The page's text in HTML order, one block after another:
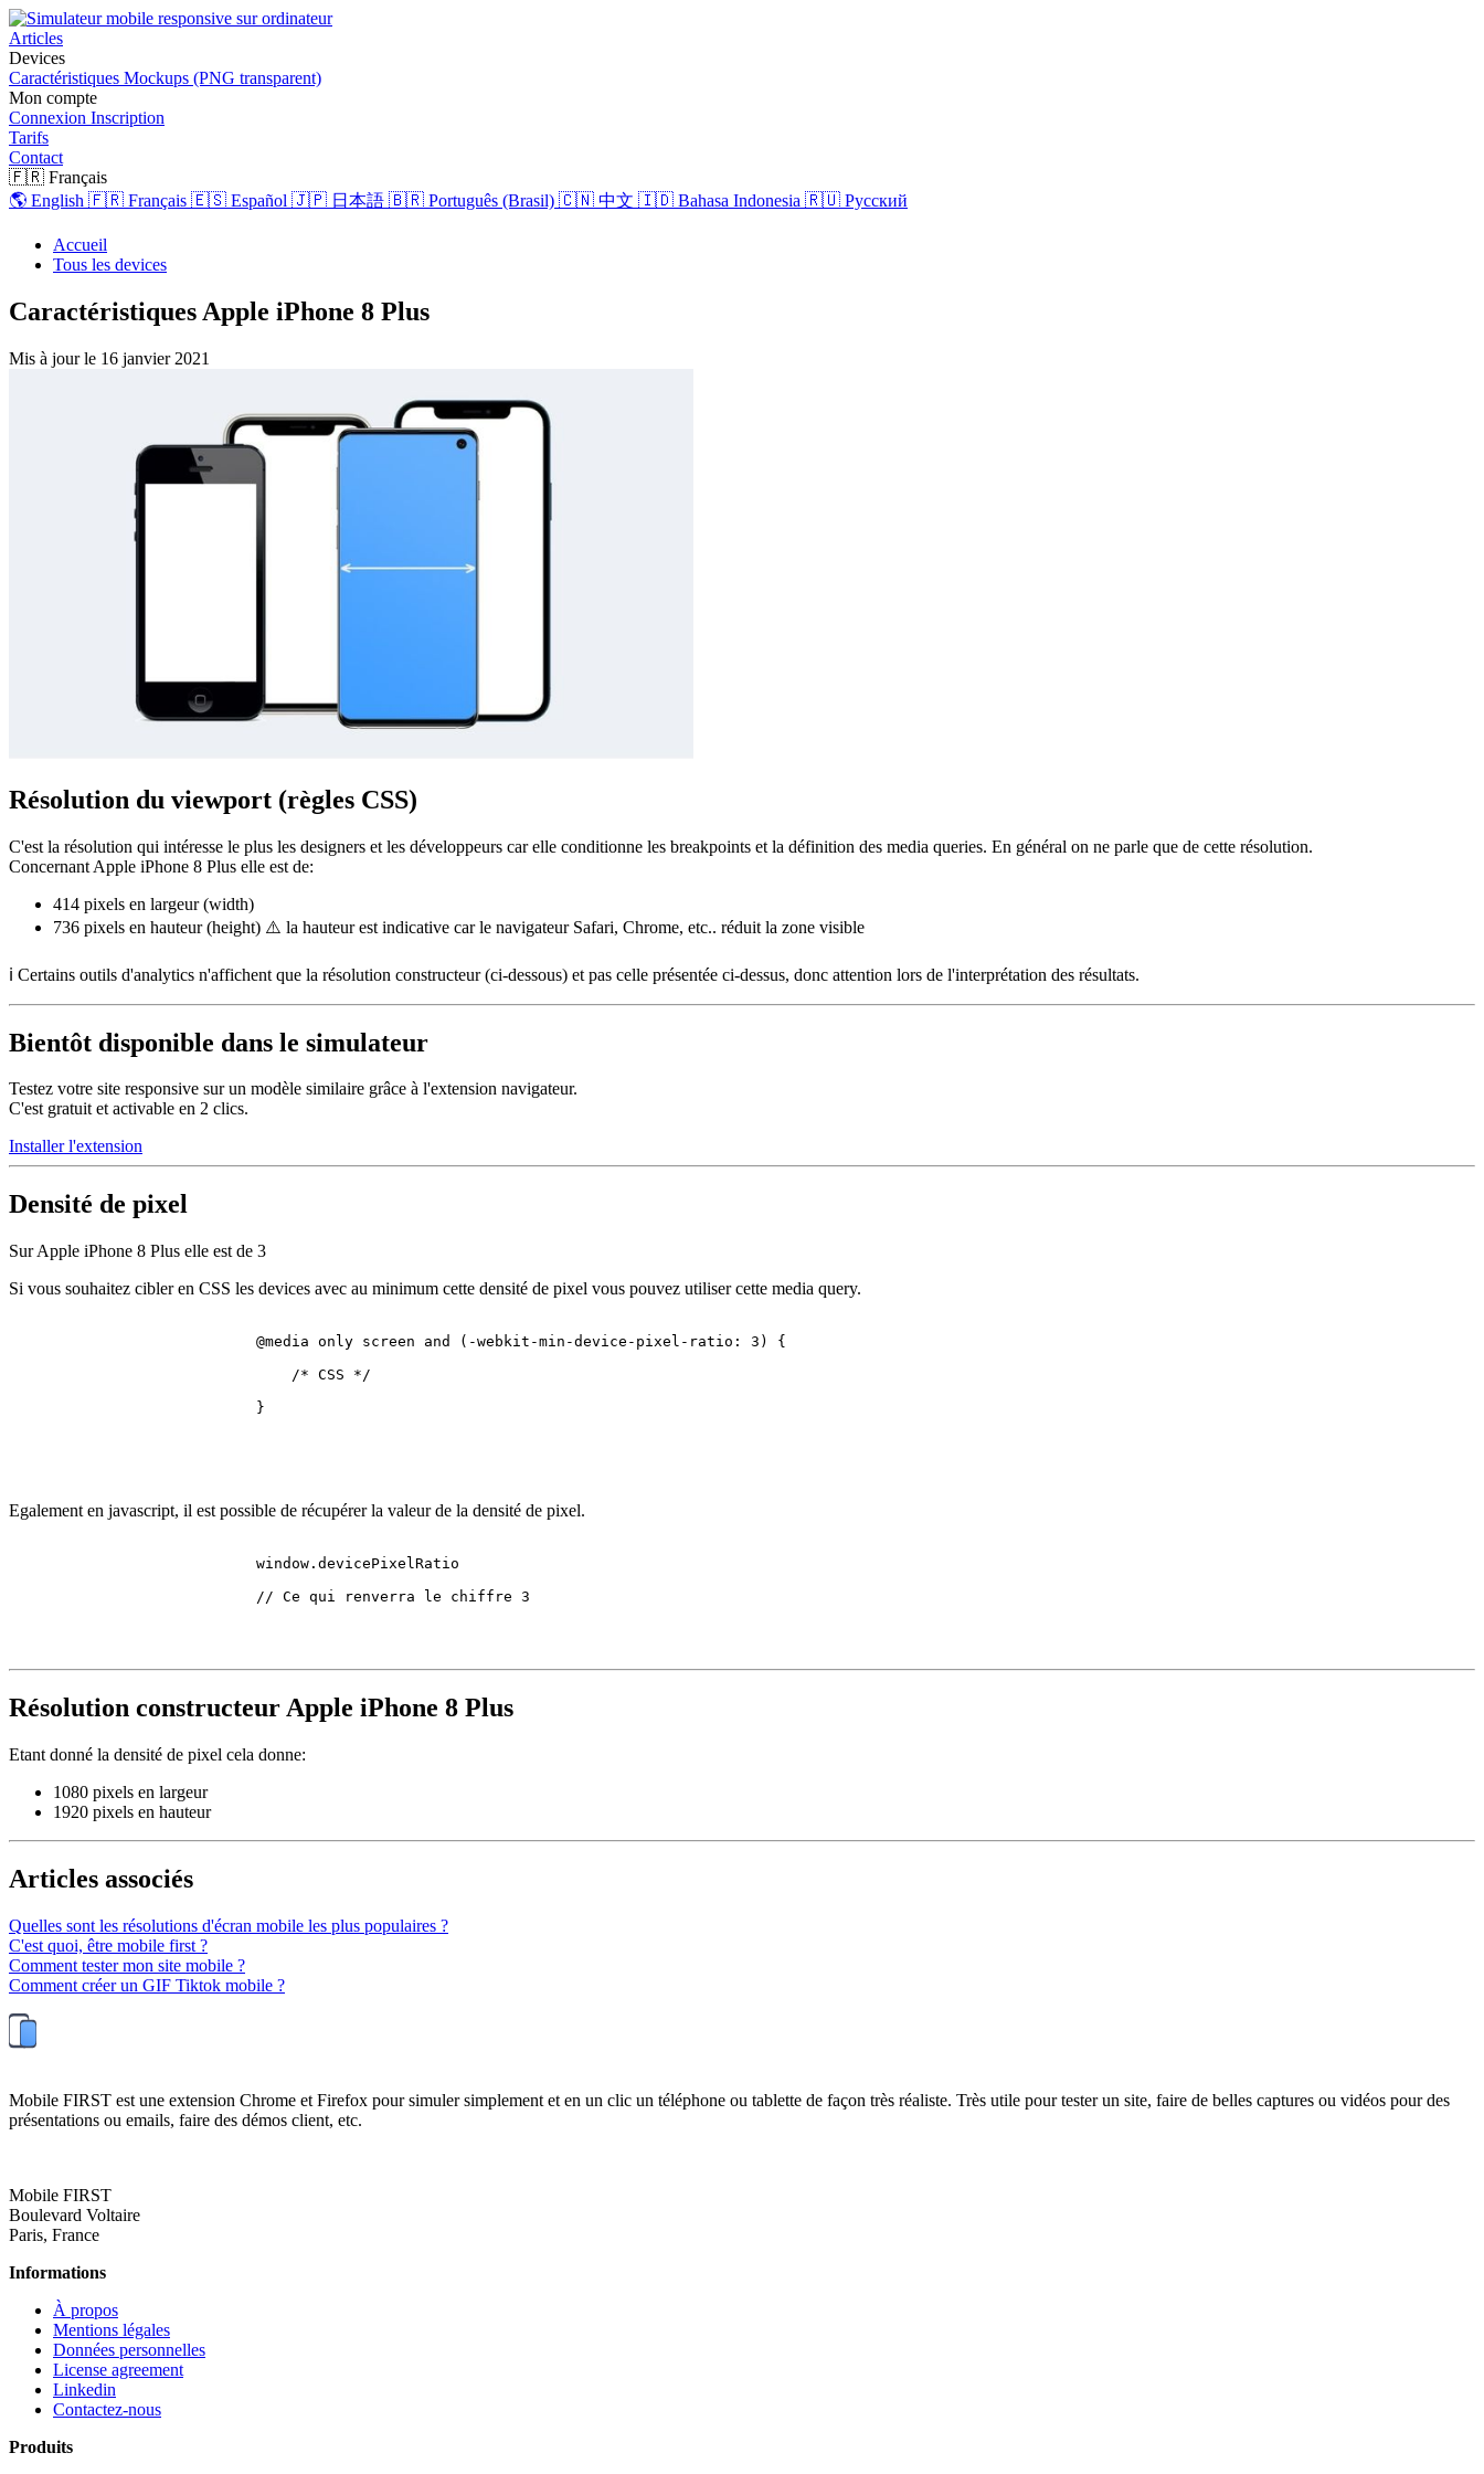
Articles
Devices
Caractéristiques Mockups (PNG transparent)
Mon compte
Connexion Inscription
Tarifs
Contact
🇫🇷 Français
🌎 English 🇫🇷 Français 🇪🇸 Español 🇯🇵 日本語 🇧🇷 Português (Brasil) 🇨🇳 中文 🇮🇩 Bahasa Indonesia 🇷🇺 Русский
Accueil
Tous les devices
Caractéristiques Apple iPhone 8 Plus
Mis à jour le 16 janvier 2021
Résolution du viewport (règles CSS)
C'est la résolution qui intéresse le plus les designers et les développeurs car elle conditionne les breakpoints et la définition des media queries. En général on ne parle que de cette résolution.
Concernant Apple iPhone 8 Plus elle est de:
414 pixels en largeur (width)
736 pixels en hauteur (height) ⚠️ la hauteur est indicative car le navigateur Safari, Chrome, etc.. réduit la zone visible
ℹ️ Certains outils d'analytics n'affichent que la résolution constructeur (ci-dessous) et pas celle présentée ci-dessus, donc attention lors de l'interprétation des résultats.
Bientôt disponible dans le simulateur
Testez votre site responsive sur un modèle similaire grâce à l'extension navigateur.
C'est gratuit et activable en 2 clics.
Installer l'extension
Densité de pixel
Sur Apple iPhone 8 Plus elle est de 3
Si vous souhaitez cibler en CSS les devices avec au minimum cette densité de pixel vous pouvez utiliser cette media query.
@media only screen and (-webkit-min-device-pixel-ratio: 3 ) {
/* CSS */
                            }
Egalement en javascript, il est possible de récupérer la valeur de la densité de pixel.
                            window.
devicePixelRatio
// Ce qui renverra le chiffre 3
Résolution constructeur Apple iPhone 8 Plus
Etant donné la densité de pixel cela donne:
1080 pixels en largeur
1920 pixels en hauteur
Articles associés
Quelles sont les résolutions d'écran mobile les plus populaires ?
C'est quoi, être mobile first ?
Comment tester mon site mobile ?
Comment créer un GIF Tiktok mobile ?
Mobile FIRST est une extension Chrome et Firefox pour simuler simplement et en un clic un téléphone ou tablette de façon très réaliste. Très utile pour tester un site, faire de belles captures ou vidéos pour des
présentations ou emails, faire des démos client, etc.
Mobile FIRST
Boulevard Voltaire
Paris, France
Informations
À propos
Mentions légales
Données personnelles
License agreement
Linkedin
Contactez-nous
Produits